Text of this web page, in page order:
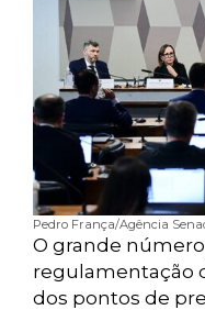
Pedro França/Agência
O grande
regulamentação
dos pontos de